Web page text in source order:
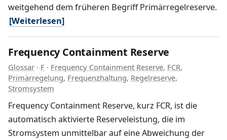
weitgehend dem früheren Begriff Primärregelreserve.
[Weiterlesen]
Frequency Containment Reserve
Glossar · F · Frequency Containment Reserve, FCR,
Primärregelung, Frequenzhaltung, Regelreserve,
Stromsystem
Frequency Containment Reserve, kurz FCR, ist die
automatisch aktivierte Reserveleistung, die im
Stromsystem unmittelbar auf eine Abweichung der